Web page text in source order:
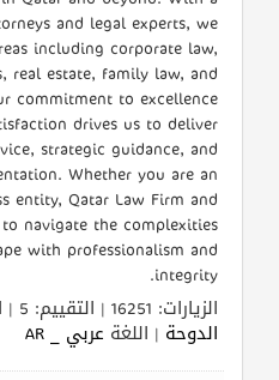
طلب
اشتراك
الاحصائيات
الأقسام
شركات
مميزة
and legal experts, we
including corporate law,
real estate, family law, and
commitment to excellence
drives us to deliver
strategic guidance, and
Whether you are an
entity, Qatar Law Firm and
navigate the complexities
with professionalism and
integrity.
الزيارات: 16251 | التقييم: 5 | المقيّمين: 1 | المدينة
الدوحة | اللغة عربي _ AR